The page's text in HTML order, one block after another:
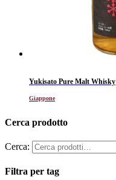
Yukisato Pure Malt Whisky
Giappone
Cerca prodotto
Cerca:
Filtra per tag